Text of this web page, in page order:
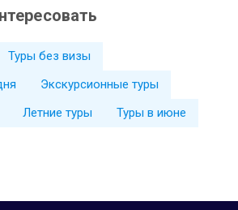
Туры без визы
Экскурсионные туры
Летние туры Туры в июне